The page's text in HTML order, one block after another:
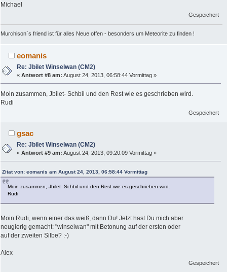
Michael
Gespeichert
Murchison`s friend ist für alles Neue offen - besonders um Meteorite zu finden !
eomanis
Re: Jbilet Winselwan (CM2)
«Antwort #8 am: August 24, 2013, 06:58:44 Vormittag »
Moin zusammen, Jbilet- Schbil und den Rest wie es geschrieben wird.
Rudi
Gespeichert
gsac
Re: Jbilet Winselwan (CM2)
«Antwort #9 am: August 24, 2013, 09:20:09 Vormittag »
Zitat von: eomanis am August 24, 2013, 06:58:44 Vormittag
Moin zusammen, Jbilet- Schbil und den Rest wie es geschrieben wird.
Rudi
Moin Rudi, wenn einer das weiß, dann Du! Jetzt hast Du mich aber
neugierig gemacht: "winselwan" mit Betonung auf der ersten oder
auf der zweiten Silbe? :-)
Alex
Gespeichert